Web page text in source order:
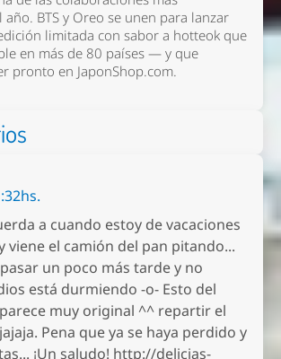
año. BTS y Oreo se unen para lanzar
limitada con sabor a hotteok que
en más de 80 países — y que
pronto en JaponShop.com.
a cuando estoy de vacaciones
viene el camión del pan pitando...
un poco más tarde y no
está durmiendo -o- Esto del
muy original ^^ repartir el
Pena que ya se haya perdido y
¡Un saludo! http://delicias-